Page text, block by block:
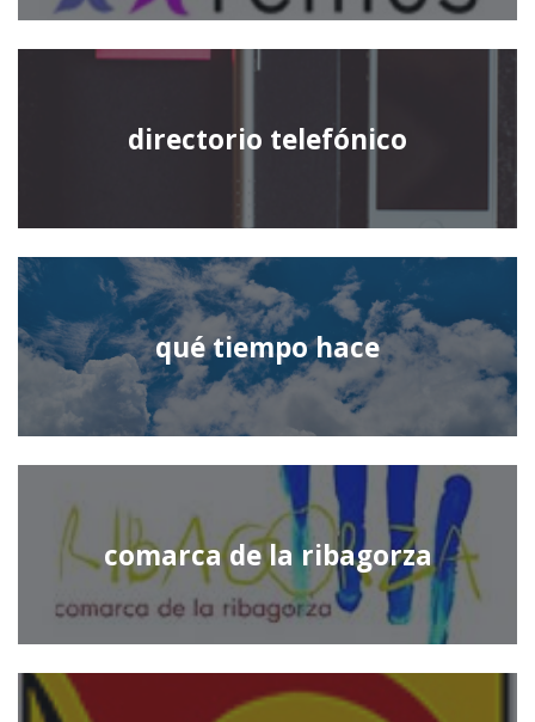
directorio telefónico
qué tiempo hace
comarca de la ribagorza